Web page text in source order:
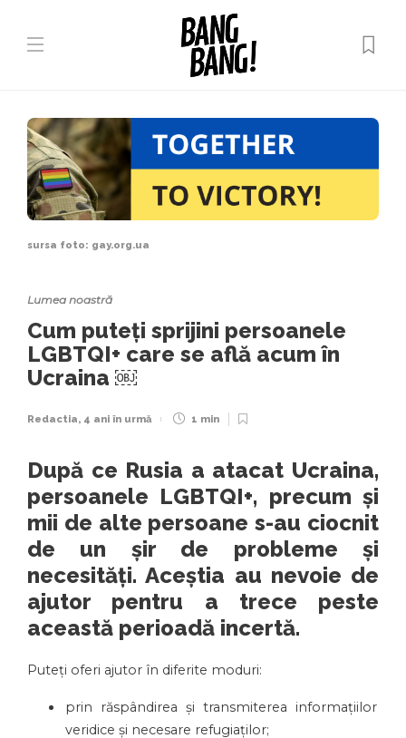
sursa foto: gay.org.ua
Lumea noastră
Cum puteți sprijini persoanele
LGBTQI+ care se află acum în
Ucraina ￼
Redactia, 4 ani în urmă 1 min
După ce Rusia a atacat Ucraina,
persoanele LGBTQI+, precum și
mii de alte persoane s-au ciocnit
de un șir de probleme și
necesități. Aceștia au nevoie de
ajutor pentru a trece peste
această perioadă incertă.
Puteți oferi ajutor în diferite moduri:
prin răspândirea și transmiterea informațiilor
veridice și necesare refugiaților;